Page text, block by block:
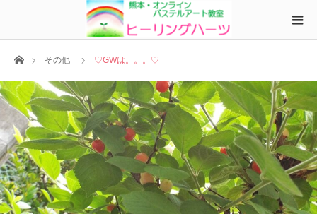
ホームその他 ♡GWは。。。♡